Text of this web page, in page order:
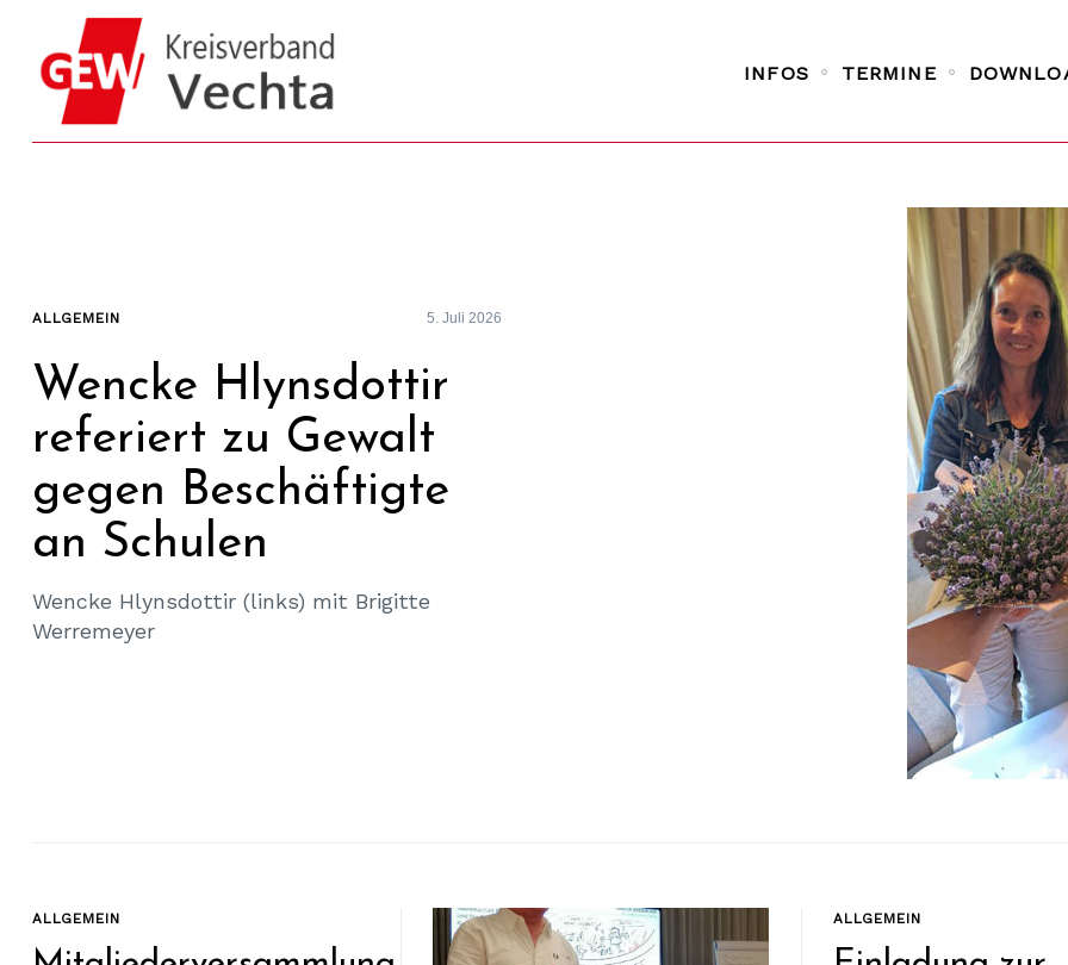
content
INFOS TERMINE
ALLGEMEIN 5. Juli 2026
Wencke Hlynsdottir
referiert zu Gewalt
gegen Beschäftigte
an Schulen
Wencke Hlynsdottir (links) mit Brigitte
Werremeyer
ALLGEMEIN ALLGEMEIN